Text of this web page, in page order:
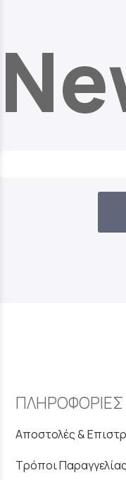
ΠΛΗΡΟΦΟΡΙΕΣ
Αποστολές &
Τρόποι